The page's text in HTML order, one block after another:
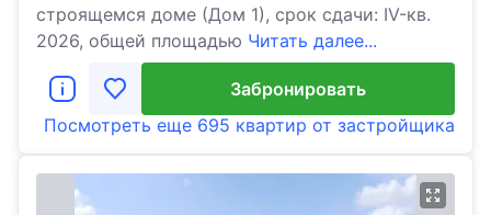
строящемся доме (Дом 1), срок сдачи: IV-кв.
2026, общей площадью Читать далее...
Забронировать
Посмотреть еще 695 квартир от застройщика